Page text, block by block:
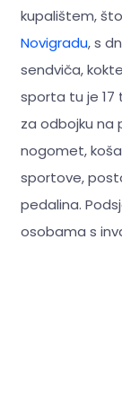
kupalištem,
Novigradu, s
sendviča,
sporta tu je 17
za odbojku na
nogomet,
sportove,
pedalina.
osobama s